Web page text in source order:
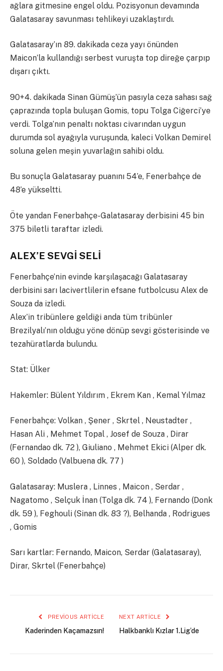
ağlara gitmesine engel oldu. Pozisyonun devamında
Galatasaray savunması tehlikeyi uzaklaştırdı.
Galatasaray’ın 89. dakikada ceza yayı önünden
Maicon’la kullandığı serbest vuruşta top direğe çarpıp
dışarı çıktı.
90+4. dakikada Sinan Gümüş’ün pasıyla ceza sahası sağ
çaprazında topla buluşan Gomis, topu Tolga Ciğerci’ye
verdi. Tolga’nın penaltı noktası civarından uygun
durumda sol ayağıyla vuruşunda, kaleci Volkan Demirel
soluna gelen meşin yuvarlağın sahibi oldu.
Bu sonuçla Galatasaray puanını 54’e, Fenerbahçe de
48’e yükseltti.
Öte yandan Fenerbahçe-Galatasaray derbisini 45 bin
375 biletli taraftar izledi.
ALEX’E SEVGİ SELİ
Fenerbahçe’nin evinde karşılaşacağı Galatasaray
derbisini sarı lacivertlilerin efsane futbolcusu Alex de
Souza da izledi.
Alex’in tribünlere geldiği anda tüm tribünler
Brezilyalı’nın olduğu yöne dönüp sevgi gösterisinde ve
tezahüratlarda bulundu.
Stat: Ülker
Hakemler: Bülent Yıldırım , Ekrem Kan , Kemal Yılmaz
Fenerbahçe: Volkan , Şener , Skrtel , Neustadter ,
Hasan Ali , Mehmet Topal , Josef de Souza , Dirar
(Fernandao dk. 72 ), Giuliano , Mehmet Ekici (Alper dk.
60 ), Soldado (Valbuena dk. 77 )
Galatasaray: Muslera , Linnes , Maicon , Serdar ,
Nagatomo , Selçuk İnan (Tolga dk. 74 ), Fernando (Donk
dk. 59 ), Feghouli (Sinan dk. 83 ?), Belhanda , Rodrigues
, Gomis
Sarı kartlar: Fernando, Maicon, Serdar (Galatasaray),
Dirar, Skrtel (Fenerbahçe)
PREVIOUS ARTICLE
Kaderinden Kaçamazsın!
NEXT ARTICLE
Halkbanklı Kızlar 1.Lig’de